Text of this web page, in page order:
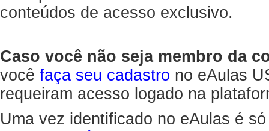
conteúdos de acesso exclusivo.
Caso você não seja membro da
você faça seu cadastro no eAulas
requeiram acesso logado na
Uma vez identificado no eAulas é